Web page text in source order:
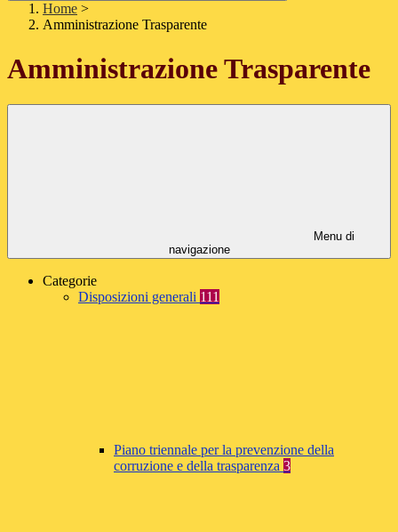
Home >
Amministrazione Trasparente
Amministrazione Trasparente
Menu di
navigazione
Categorie
Disposizioni generali 111
Piano triennale per la prevenzione della
corruzione e della trasparenza 3